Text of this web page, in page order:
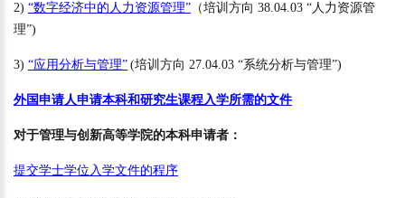
2) “数字经济中的人力资源管理” （培训方向 38.04.03 “人力资源管
理”)
3) “应用分析与管理” (培训方向 27.04.03 “系统分析与管理”)
外国申请人申请本科和研究生课程入学所需的文件
对于管理与创新高等学院的本科申请者：
提交学士学位入学文件的程序